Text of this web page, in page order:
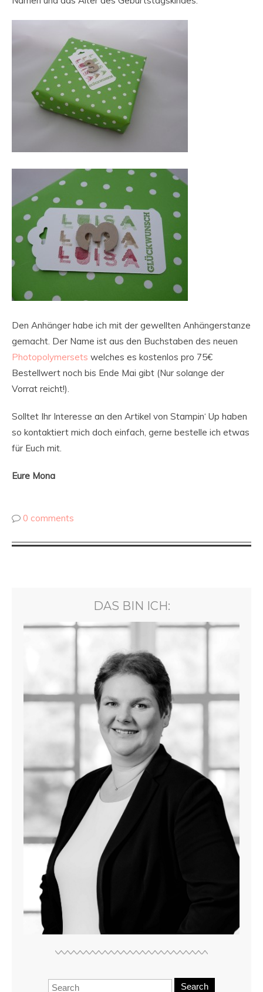
Den Anhänger habe ich mit der gewellten Anhängerstanze
gemacht. Der Name ist aus den Buchstaben des neuen
Photopolymersets welches es kostenlos pro 75€
Bestellwert noch bis Ende Mai gibt (Nur solange der
Vorrat reicht!).
Solltet Ihr Interesse an den Artikel von Stampin‘ Up haben
so kontaktiert mich doch einfach, gerne bestelle ich etwas
für Euch mit.
Eure Mona
0 comments
DAS BIN ICH:
Search